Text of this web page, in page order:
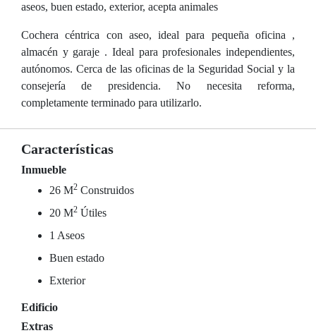
aseos, buen estado, exterior, acepta animales
Cochera céntrica con aseo, ideal para pequeña oficina ,
almacén y garaje . Ideal para profesionales independientes,
autónomos. Cerca de las oficinas de la Seguridad Social y la
consejería de presidencia. No necesita reforma,
completamente terminado para utilizarlo.
Características
Inmueble
26 M2 Construidos
20 M2 Útiles
1 Aseos
Buen estado
Exterior
Edificio
Extras